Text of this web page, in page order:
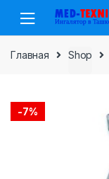
navigation
content
Главная Shop
-7%